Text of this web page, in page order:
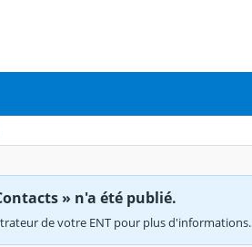
» n'a été publié.
de votre ENT pour plus d'informations.